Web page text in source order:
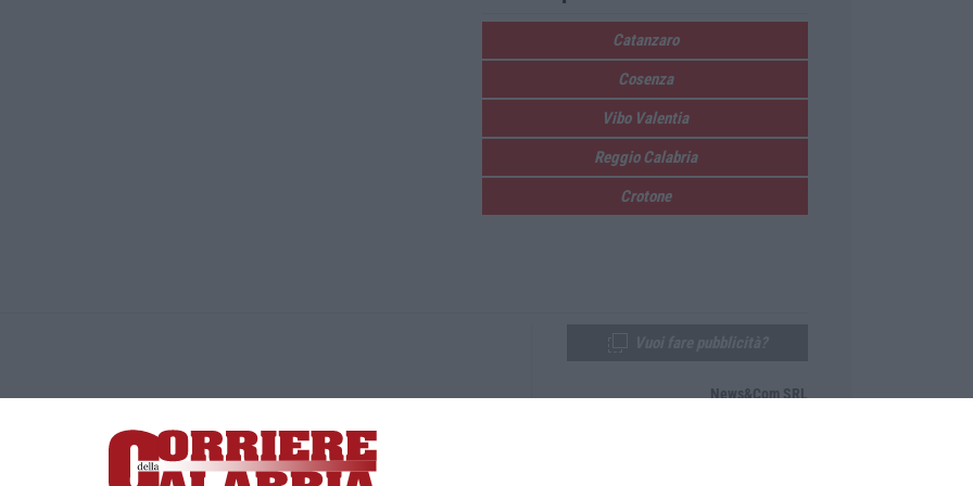
Catanzaro
Cosenza
Vibo Valentia
Reggio Calabria
Crotone
Lamezia Terme (CZ)
responsabile Paola Militano |Privacy
News&Com SRL